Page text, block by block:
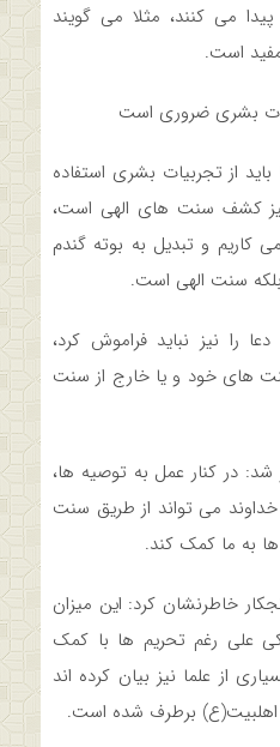
می کنند، مثلا می گویند
است.
بشری ضروری است
از تجربیات بشری استفاده
کشف سنت های الهی است،
کاریم و تبدیل به بوته گندم
سنت الهی است.
را نیز نباید فراموش کرد،
های خود و یا خارج از سنت
شد: در کنار عمل به توصیه ها،
خداوند می تواند از طریق سنت
به ما کمک کند.
خاطرنشان کرد: این میزان
علی رغم تحریم ها با کمک
از علما نیز بیان کرده اند
برطرف شده است.